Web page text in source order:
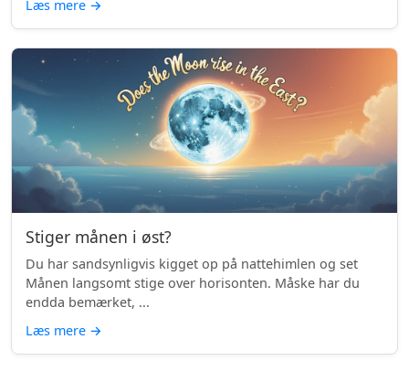
Læs mere →
Stiger månen i øst?
Du har sandsynligvis kigget op på nattehimlen og set
Månen langsomt stige over horisonten. Måske har du
endda bemærket, ...
Læs mere →